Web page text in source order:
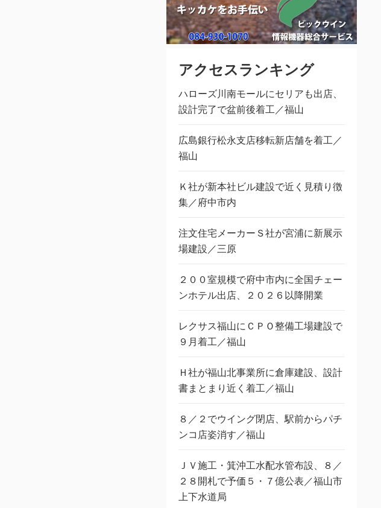
アクセスランキング
ハローズ川南モールにセリアも出店、
設計完了で盆前後着工／福山
広島銀行松永支店移転新店舗を着工／
福山
Ｋ社が新本社ビル建設で近く見積り徴
集／府中市内
注文住宅メーカーＳ社が宮浦に新展示
場建設／三原
２００室規模で府中市内に全国チェー
ンホテル出店、２０２６以降開業
レクサス福山にＣＰＯ整備工場建設で
９月着工／福山
Ｈ社が福山北事業所に倉庫建設、設計
書まとまり近く着工／福山
８／２でウイング閉店、駅前からパチ
ンコ店姿消す／福山
ＪＶ施工・箕沖工水配水管布設、８／
２８開札で予価５・７億公表／福山市
上下水道局